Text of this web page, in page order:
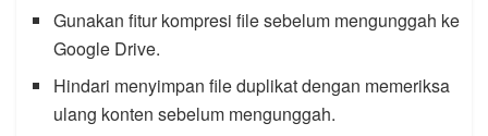
Gunakan fitur kompresi file sebelum mengunggah ke
Google Drive.
Hindari menyimpan file duplikat dengan memeriksa
ulang konten sebelum mengunggah.